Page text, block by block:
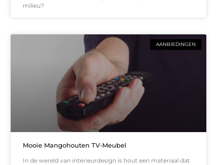
milieu?
AANBIEDINGEN
Mooie Mangohouten TV-Meubel
In de wereld van interieurdesign is hout een materiaal dat